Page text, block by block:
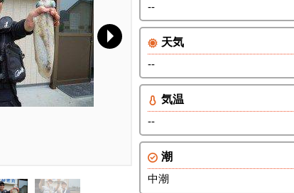
--
天気
--
気温
--
潮
中潮